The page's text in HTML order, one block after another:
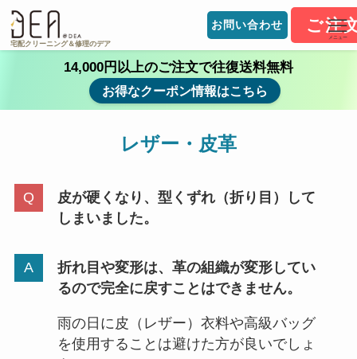
宅配クリーニング＆修理のデア
お問い合わせ ご注
メニュー
14,000円以上のご注文で往復送料無料
お得なクーポン情報はこちら
レザー・皮革
皮が硬くなり、型くずれ（折り目）して
しまいました。
折れ目や変形は、革の組織が変形してい
るので完全に戻すことはできません。
雨の日に皮（レザー）衣料や高級バッグ
を使用することは避けた方が良いでしょ